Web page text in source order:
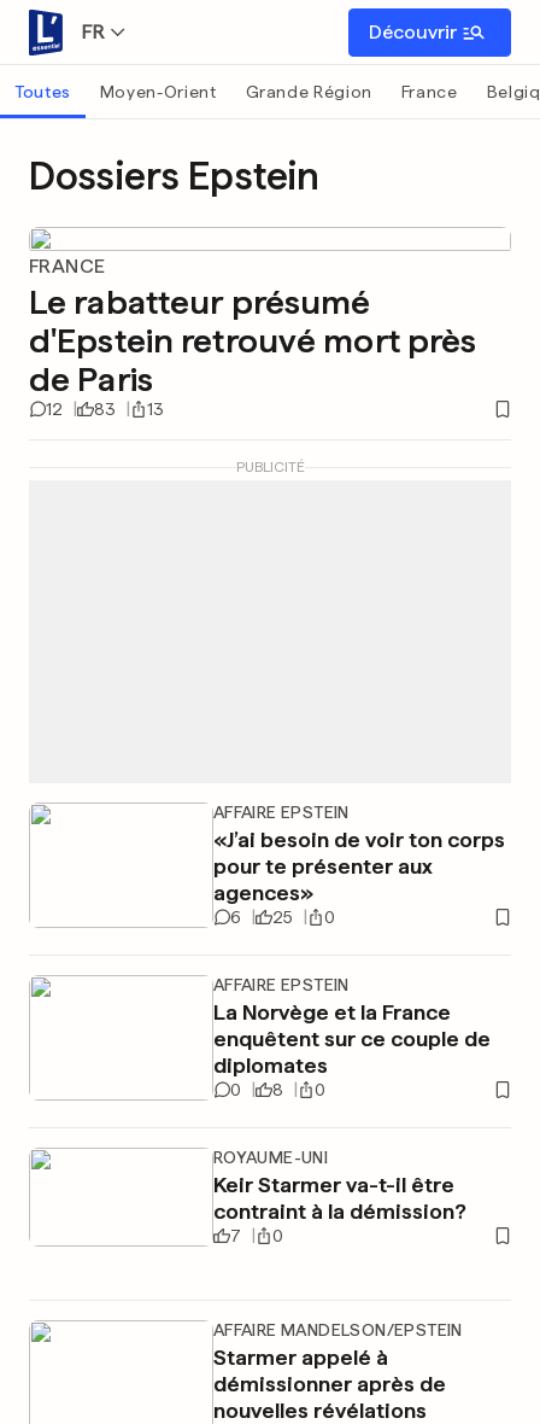
FR Découvrir
Toutes Moyen-Orient Grande Région France
Dossiers Epstein
FRANCE
Le rabatteur présumé
d'Epstein retrouvé mort près
de Paris
12 83 13
AFFAIRE EPSTEIN
«J’ai besoin de voir ton corps
pour te présenter aux
agences»
6 25 0
AFFAIRE EPSTEIN
La Norvège et la France
enquêtent sur ce couple de
diplomates
0 8 0
ROYAUME-UNI
Keir Starmer va-t-il être
contraint à la démission?
7 0
AFFAIRE MANDELSON/EPSTEIN
Starmer appelé à
démissionner après de
nouvelles révélations
PUBLICITÉ